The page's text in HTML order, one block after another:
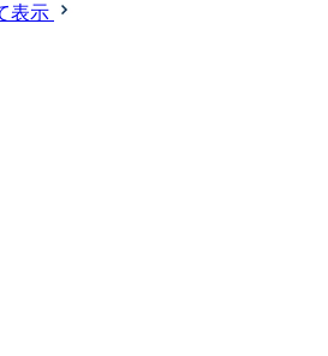
表示